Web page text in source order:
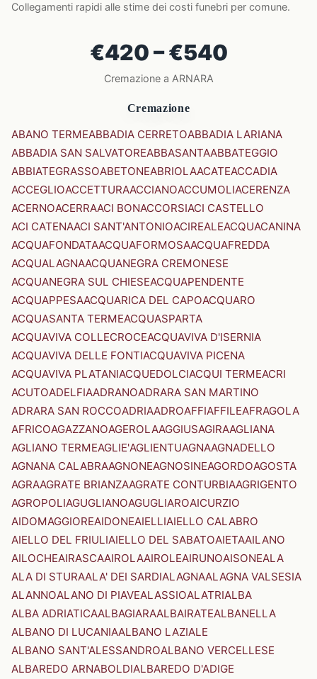
Collegamenti rapidi alle stime dei costi funebri per comune.
€420 – €540
Cremazione a ARNARA
Cremazione
ABANO TERMEABBADIA CERRETOABBADIA LARIANA
ABBADIA SAN SALVATOREABBASANTAABBATEGGIO
ABBIATEGRASSOABETONEABRIOLAACATEACCADIA
ACCEGLIOACCETTURAACCIANOACCUMOLIACERENZA
ACERNOACERRAACI BONACCORSIACI CASTELLO
ACI CATENAACI SANT'ANTONIOACIREALEACQUACANINA
ACQUAFONDATAACQUAFORMOSAACQUAFREDDA
ACQUALAGNAACQUANEGRA CREMONESE
ACQUANEGRA SUL CHIESEACQUAPENDENTE
ACQUAPPESAACQUARICA DEL CAPOACQUARO
ACQUASANTA TERMEACQUASPARTA
ACQUAVIVA COLLECROCEACQUAVIVA D'ISERNIA
ACQUAVIVA DELLE FONTIACQUAVIVA PICENA
ACQUAVIVA PLATANIACQUEDOLCIACQUI TERMEACRI
ACUTOADELFIAADRANOADRARA SAN MARTINO
ADRARA SAN ROCCOADRIAADROAFFIAFFILEAFRAGOLA
AFRICOAGAZZANOAGEROLAAGGIUSAGIRAAGLIANA
AGLIANO TERMEAGLIE'AGLIENTUAGNAAGNADELLO
AGNANA CALABRAAGNONEAGNOSINEAGORDOAGOSTA
AGRAAGRATE BRIANZAAGRATE CONTURBIAAGRIGENTO
AGROPOLIAGUGLIANOAGUGLIAROAICURZIO
AIDOMAGGIOREAIDONEAIELLIAIELLO CALABRO
AIELLO DEL FRIULIAIELLO DEL SABATOAIETAAILANO
AILOCHEAIRASCAAIROLAAIROLEAIRUNOAISONEALA
ALA DI STURAALA' DEI SARDIALAGNAALAGNA VALSESIA
ALANNOALANO DI PIAVEALASSIOALATRIALBA
ALBA ADRIATICAALBAGIARAALBAIRATEALBANELLA
ALBANO DI LUCANIAALBANO LAZIALE
ALBANO SANT'ALESSANDROALBANO VERCELLESE
ALBAREDO ARNABOLDIALBAREDO D'ADIGE